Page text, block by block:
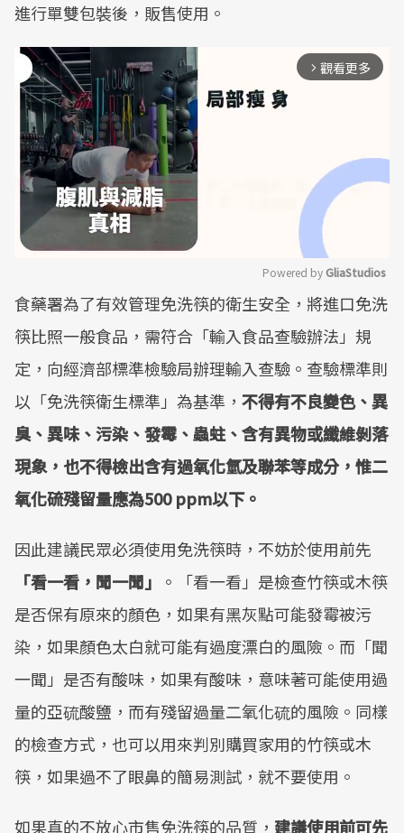
進行單雙包裝後，販售使用。
arrow_forward_ios 觀看更多
Mute
Powered by GliaStudios
食藥署為了有效管理免洗筷的衛生安全，將進口免洗
筷比照一般食品，需符合「輸入食品查驗辦法」規
定，向經濟部標準檢驗局辦理輸入查驗。查驗標準則
以「免洗筷衛生標準」為基準， 不得有不良變色、異
臭、異味、污染、發霉、蟲蛀、含有異物或纖維剝落
現象，也不得檢出含有過氧化氫及聯苯等成分，惟二
氧化硫殘留量應為500 ppm以下。
因此建議民眾必須使用免洗筷時，不妨於使用前先
「看一看，聞一聞」
。「看一看」是檢查竹筷或木筷
是否保有原來的顏色，如果有黑灰點可能發霉被污
染，如果顏色太白就可能有過度漂白的風險。而「聞
一聞」是否有酸味，如果有酸味，意味著可能使用過
量的亞硫酸鹽，而有殘留過量二氧化硫的風險。同樣
的檢查方式，也可以用來判別購買家用的竹筷或木
筷，如果過不了眼鼻的簡易測試，就不要使用。
如果真的不放心市售免洗筷的品質， 建議使用前可先